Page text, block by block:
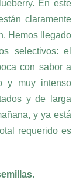
En este
claramente
Hemos llegado
selectivos: el
con sabor a
y muy intenso
y de larga
y ya está
requerido es